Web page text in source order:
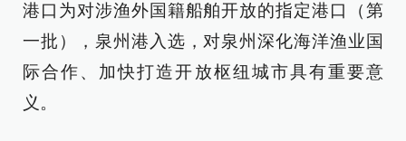
港口为对涉渔外国籍船舶开放的指定港口（第
一批），泉州港入选，对泉州深化海洋渔业国
际合作、加快打造开放枢纽城市具有重要意
义。